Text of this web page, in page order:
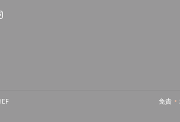
しいウィンドウで開きます))
((新しいウィンドウで開きます))
((新しいウィンドウで開きます))
((新しいウィンドウで開きます)) 免責((